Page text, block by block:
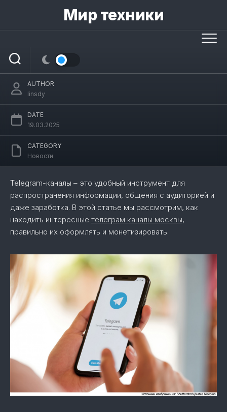
Мир техники
Telegram-каналы: как найти, оформить
и монетизировать
AUTHOR
linsdy
DATE
19.03.2025
CATEGORY
Новости
Telegram-каналы – это удобный инструмент для
распространения информации, общения с аудиторией и
даже заработка. В этой статье мы рассмотрим, как
находить интересные телеграм каналы москвы,
правильно их оформлять и монетизировать.